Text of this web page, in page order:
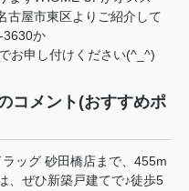
古屋市東区よりご紹介して
3630か
お申し付けください(^_^)
コメント(おすすめポ
ッグ 砂田橋店まで、455m
、ぜひ新築戸建てで♪徒歩5